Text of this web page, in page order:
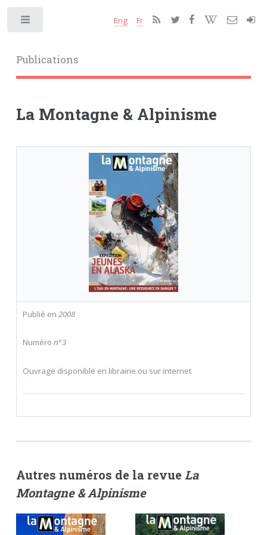
Publications
Eng Fr
La Montagne & Alpinisme
Publié en 2008
Numéro n°3
Ouvrage disponible en librairie ou sur internet
Autres numéros de la revue La
Montagne & Alpinisme